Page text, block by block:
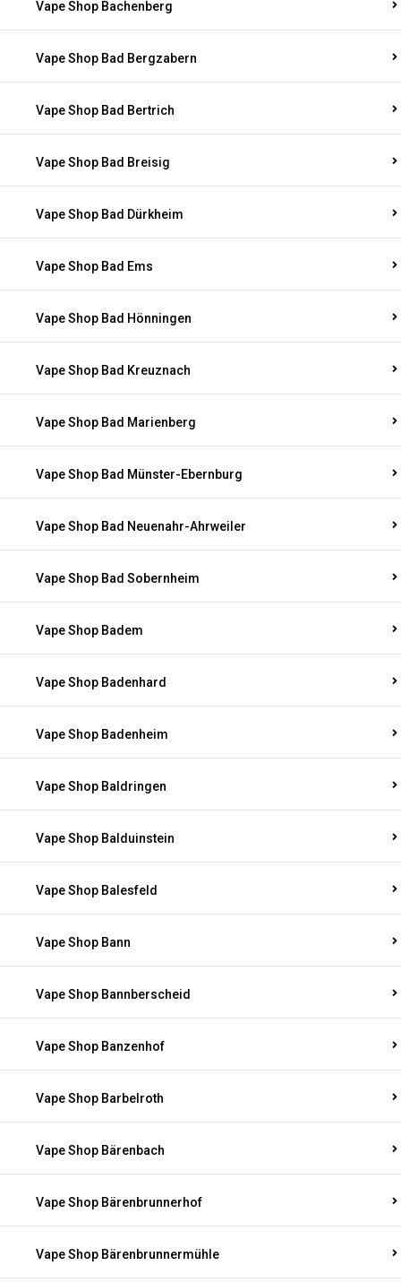
Vape Shop Bachenberg
Vape Shop Bad Bergzabern
Vape Shop Bad Bertrich
Vape Shop Bad Breisig
Vape Shop Bad Dürkheim
Vape Shop Bad Ems
Vape Shop Bad Hönningen
Vape Shop Bad Kreuznach
Vape Shop Bad Marienberg
Vape Shop Bad Münster-Ebernburg
Vape Shop Bad Neuenahr-Ahrweiler
Vape Shop Bad Sobernheim
Vape Shop Badem
Vape Shop Badenhard
Vape Shop Badenheim
Vape Shop Baldringen
Vape Shop Balduinstein
Vape Shop Balesfeld
Vape Shop Bann
Vape Shop Bannberscheid
Vape Shop Banzenhof
Vape Shop Barbelroth
Vape Shop Bärenbach
Vape Shop Bärenbrunnerhof
Vape Shop Bärenbrunnermühle